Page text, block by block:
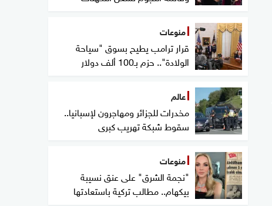
منوعات
قرار ترامب يطيح بسوق "سياحة
الولادة".. حزم بـ100 ألف دولار
عالم
مخدرات للجزائر ومهاجرون لإسبانيا..
سقوط شبكة تهريب كبرى
منوعات
"نجمة الشرق" على عنق نسيبة
بيكهام.. مطالب تركية باستعادتها